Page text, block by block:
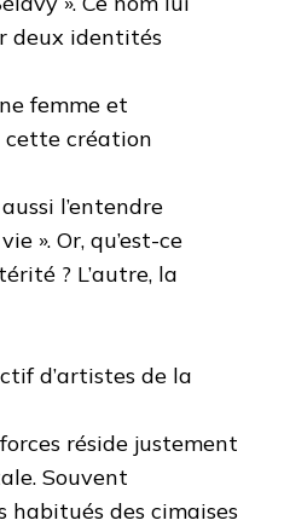
deux identités
femme et
cette création
l’entendre
». Or, qu’est-ce
? L’autre, la
d’artistes de la
réside justement
Souvent
habitués des cimaises